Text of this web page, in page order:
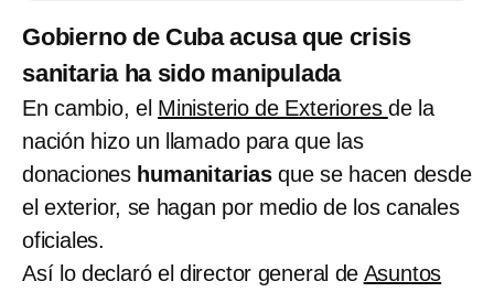
Gobierno de Cuba acusa que crisis
sanitaria ha sido manipulada
En cambio, el Ministerio de Exteriores de la
nación hizo un llamado para que las
donaciones humanitarias que se hacen desde
el exterior, se hagan por medio de los canales
oficiales.
Así lo declaró el director general de Asuntos